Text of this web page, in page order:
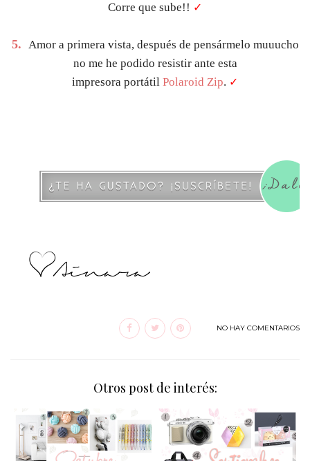
Corre que sube!! ✓
5. Amor a primera vista, después de pensármelo muuucho
no me he podido resistir ante esta
impresora portátil Polaroid Zip. ✓
NO HAY COMENTARIOS
Otros post de interés: